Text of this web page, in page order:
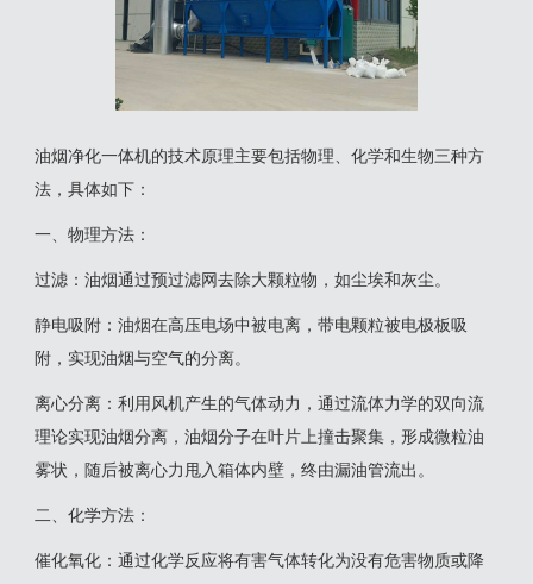
‌油烟净化一体机‌的技术原理主要包括物理、化学和生物三种方
法，具体如下：
一‌、物理方法‌：
‌过滤‌：油烟通过预过滤网去除大颗粒物，如尘埃和灰尘。
‌静电吸附‌：油烟在高压电场中被电离，带电颗粒被电极板吸
附，实现油烟与空气的分离‌。
‌离心分离‌：利用风机产生的气体动力，通过流体力学的双向流
理论实现油烟分离，油烟分子在叶片上撞击聚集，形成微粒油
雾状，随后被离心力甩入箱体内壁，终由漏油管流出‌。
‌二、化学方法‌：
‌催化氧化‌：通过化学反应将有害气体转化为没有危害物质或降